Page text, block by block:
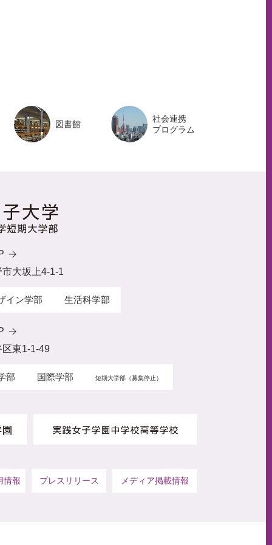
図書館
社会連携
プログラム
大坂上4-1-1
イン学部 生活科学部
東1-1-49
部 国際学部 短期大学部（募集停止）
情報 プレスリリース メディア掲載情報